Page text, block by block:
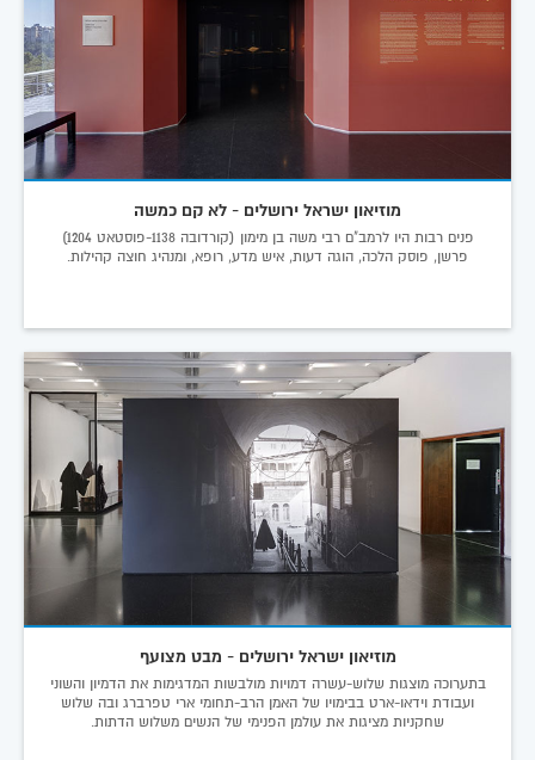
מוזיאון ישראל ירושלים - לא קם כמשה
פנים רבות היו לרמב"ם רבי משה בן מימון (קורדובה 1138-פוסטאט 1204)
פרשן, פוסק הלכה, הוגה דעות, איש מדע, רופא, ומנהיג חוצה קהילות.
מוזיאון ישראל ירושלים - מבט מצועף
בתערוכה מוצגות שלוש-עשרה דמויות מולבשות המדגימות את הדמיון והשוני
ועבודת וידאו-ארט בבימויו של האמן הרב-תחומי ארי טפרברג ובה שלוש
שחקניות מציגות את עולמן הפנימי של הנשים משלוש הדתות.